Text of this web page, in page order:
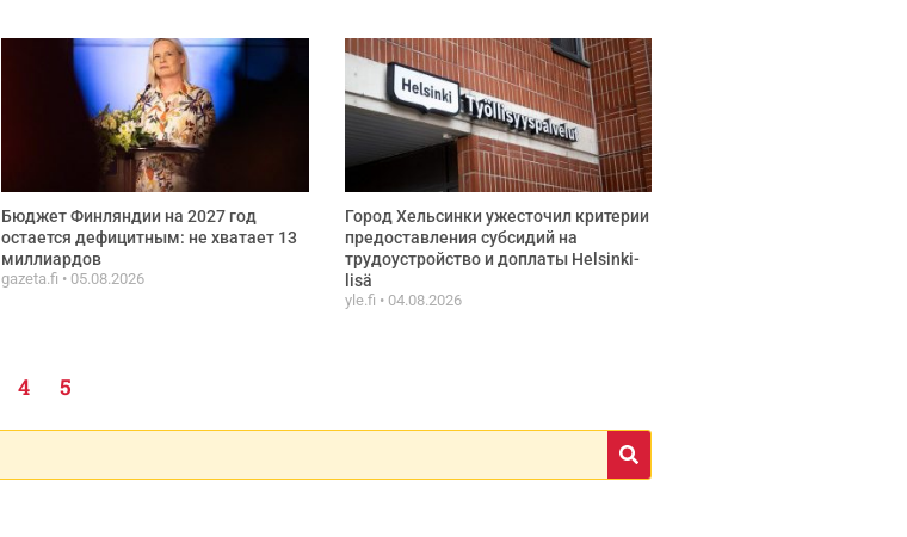
Бюджет Финляндии на 2027 год
остается дефицитным: не хватает 13
миллиардов
gazeta.fi 05.08.2026
Город Хельсинки ужесточил критерии
предоставления субсидий на
трудоустройство и доплаты Helsinki-
lisä
yle.fi 04.08.2026
4 5